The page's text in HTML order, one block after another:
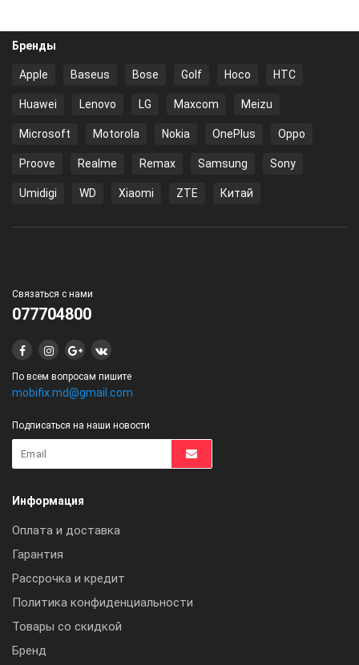
Бренды
Apple Baseus Bose Golf Hoco HTC
Huawei Lenovo LG Maxcom Meizu
Microsoft Motorola Nokia OnePlus Oppo
Proove Realme Remax Samsung Sony
Umidigi WD Xiaomi ZTE Китай
Связаться с нами
077704800
По всем вопросам пишите
mobifix.md@gmail.com
Подписаться на наши новости
Информация
Оплата и доставка
Гарантия
Рассрочка и кредит
Политика конфиденциальности
Товары со скидкой
Бренд